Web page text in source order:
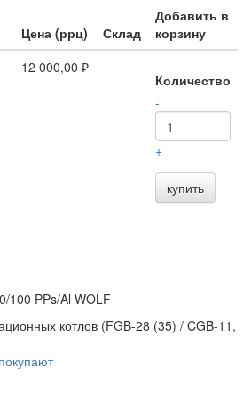
Цена (ррц) Склад
Добавить в
корзину
12 000,00 ₽
Количество
-
+
купить
100 PPs/Al WOLF
котлов (FGB-28 (35) / CGB-11,